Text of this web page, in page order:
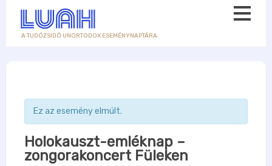
A TUDÓZSIDÓ UNORTODOX ESEMÉNYNAPTÁRA
Ez az esemény elmúlt.
Holokauszt-emléknap –
zongorakoncert Füleken